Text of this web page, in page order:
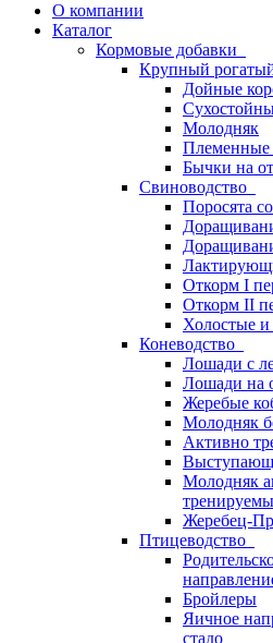
О компании
Каталог
Кормовые добавки
Крупный
Дойные
Молодняк
Племенные
Бычки на
Свиноводство
Поросята
Откорм I
Откорм II
Холостые
Коневодство
Лошади с
Лошади на
Жеребые
Молодняк
Активно
Молодняк
Жеребец-
Птицеводство
Бройлеры
Яичное
стадо